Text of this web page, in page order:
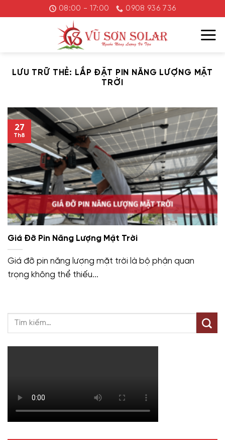
đến
08:00 - 17:00 0908 936 736
LƯU TRỮ THẺ: LẮP ĐẶT PIN NĂNG LƯỢNG MẶT
TRỜI
Giá Đỡ Pin Năng Lượng Mặt Trời
Giá đỡ pin năng lượng mặt trời là bộ phận quan
trọng không thể thiếu...
27
Th8